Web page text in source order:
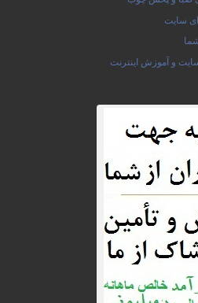
سایت
و آموزش اینترنت